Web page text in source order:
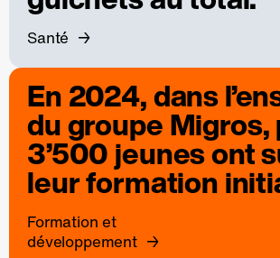
Santé
En 2024, dans
du groupe Migros,
3’500 jeunes ont
leur formation
Formation et
développement